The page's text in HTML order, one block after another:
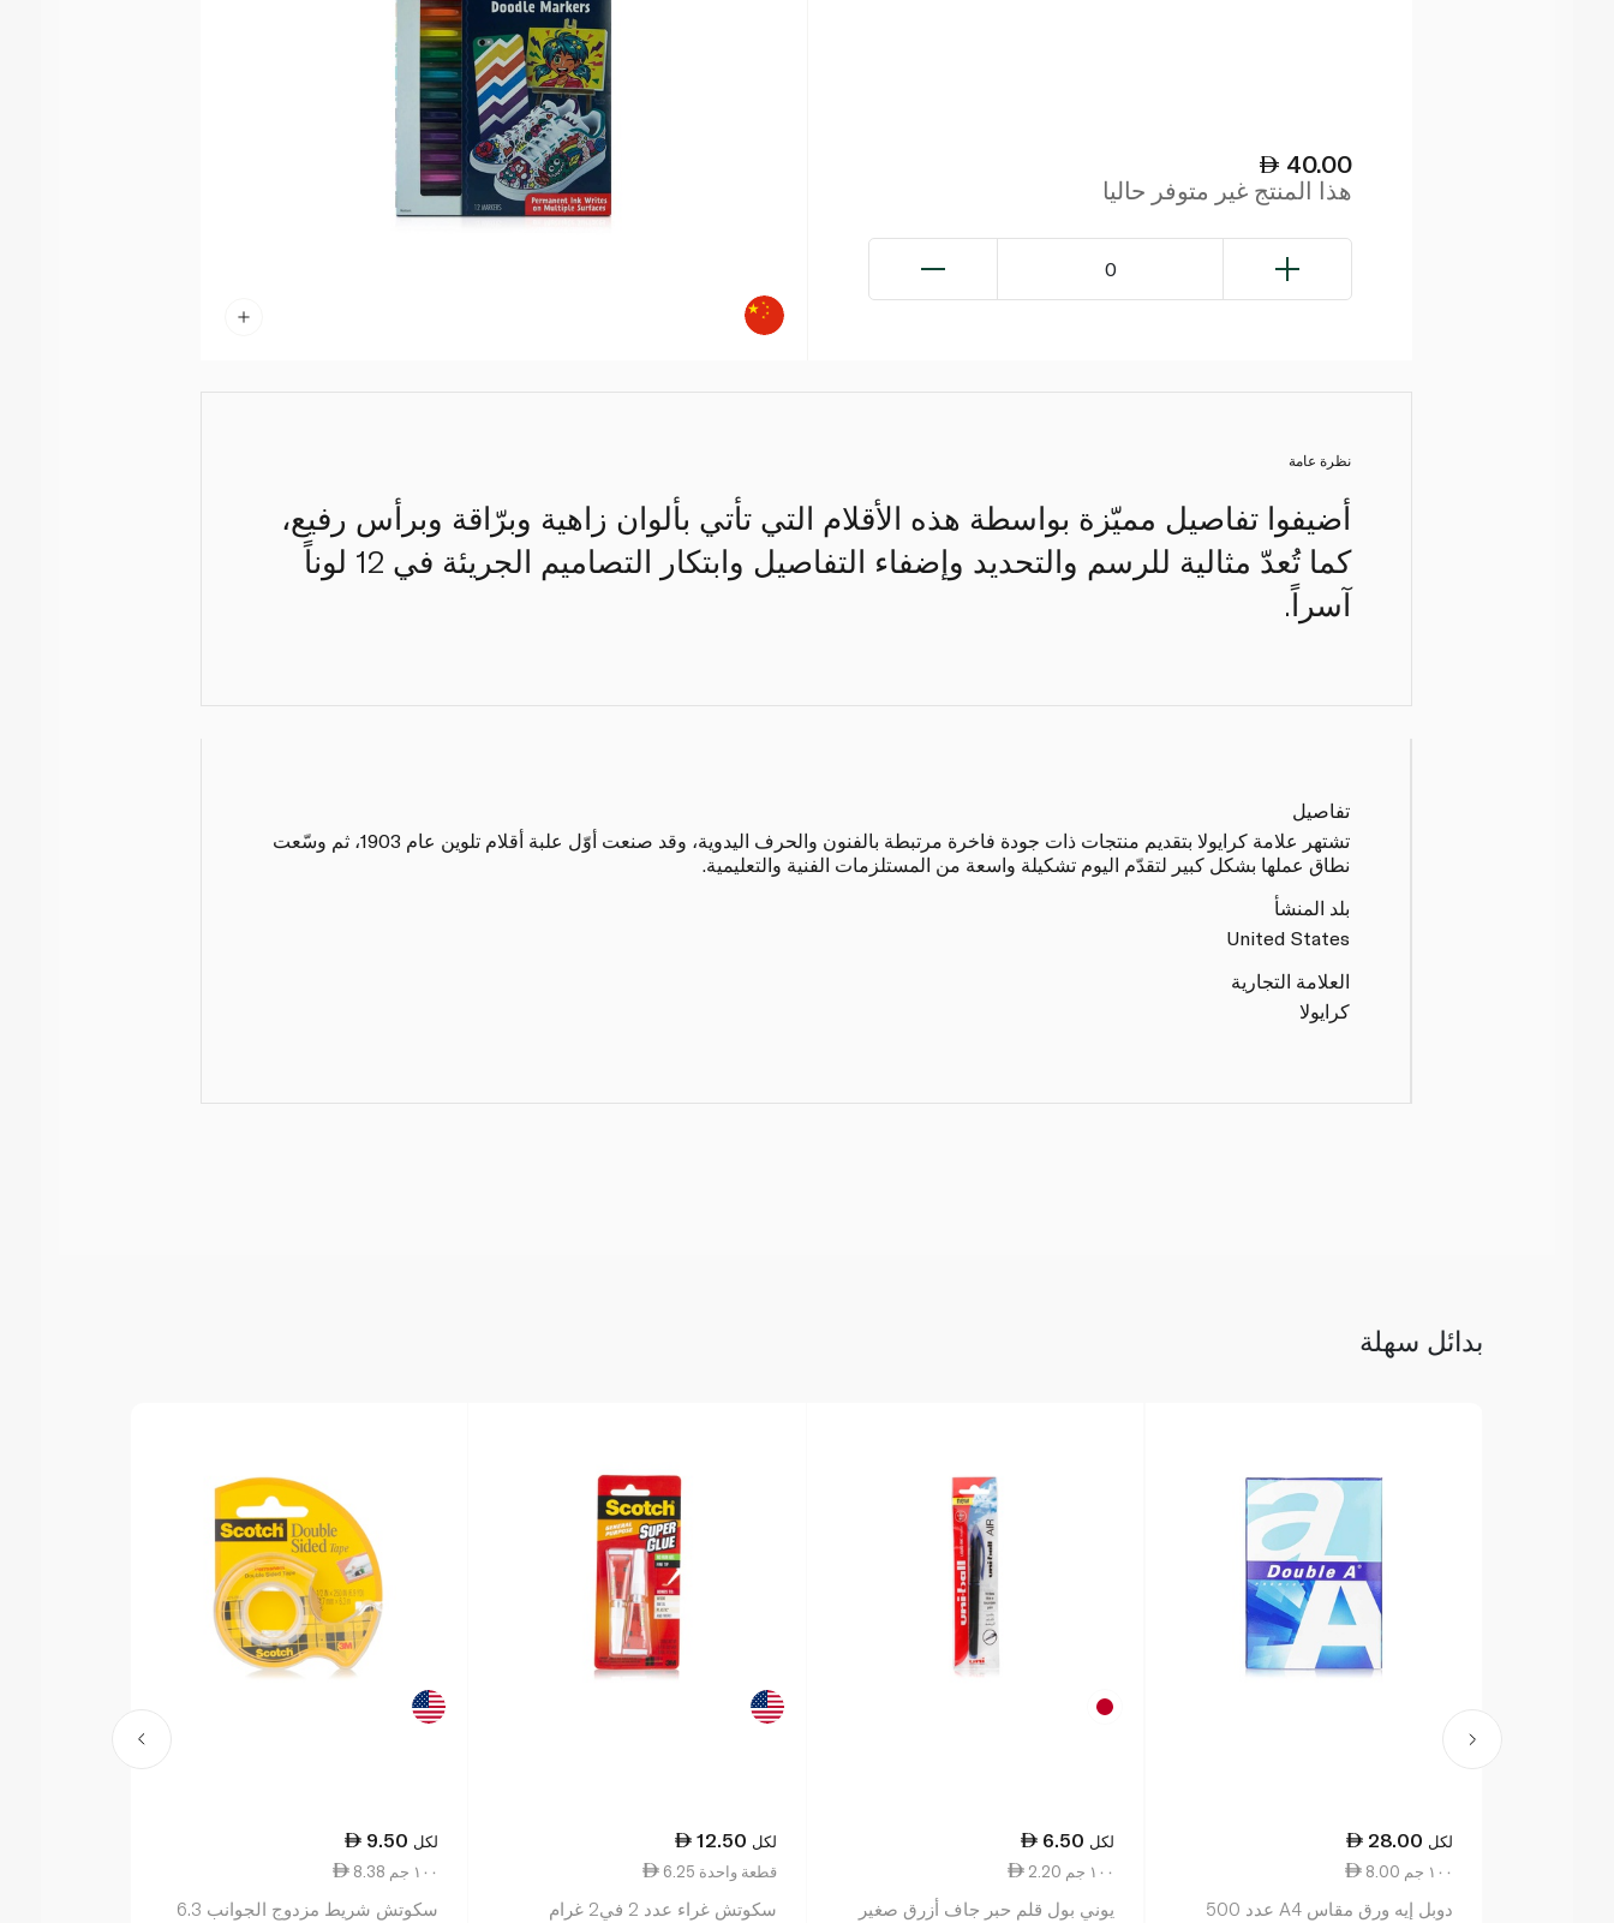
40.00
هذا المنتج غير متوفر حاليا
0
نظرة عامة
أضيفوا تفاصيل مميّزة بواسطة هذه الأقلام التي تأتي بألوان زاهية وبرّاقة وبرأس رفيع،
كما تُعدّ مثالية للرسم والتحديد وإضفاء التفاصيل وابتكار التصاميم الجريئة في 12 لوناً
آسراً.
تفاصيل
تشتهر علامة كرايولا بتقديم منتجات ذات جودة فاخرة مرتبطة بالفنون والحرف اليدوية، وقد صنعت أوّل علبة أقلام تلوين عام 1903، ثم وسّعت
نطاق عملها بشكل كبير لتقدّم اليوم تشكيلة واسعة من المستلزمات الفنية والتعليمية.
بلد المنشأ
United States
العلامة التجارية
كرايولا
بدائل سهلة
28.00 لكل
8.00 ١٠٠ جم
دوبل إيه ورق مقاس A4 عدد 500
6.50 لكل
2.20 ١٠٠ جم
يوني بول قلم حبر جاف أزرق صغير
12.50 لكل
6.25 قطعة واحدة
سكوتش غراء عدد 2 في2 غرام
9.50 لكل
8.38 ١٠٠ جم
سكوتش شريط مزدوج الجوانب 6.3